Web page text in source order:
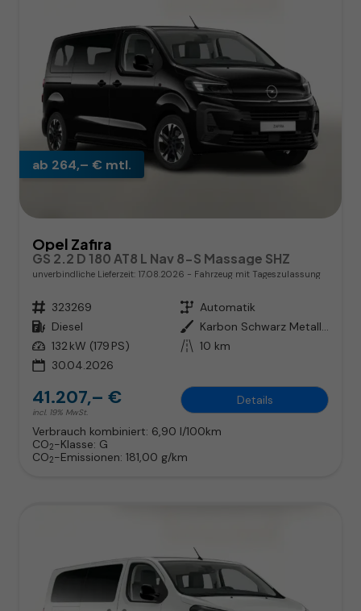
ab 264,– € mtl.
Opel Zafira
GS 2.2 D 180 AT8 L Nav 8-S Massage SHZ
unverbindliche Lieferzeit: 17.08.2026 Fahrzeug mit Tageszulassung
Fahrzeugnr. 323269 Getriebe Automatik
Kraftstoff Diesel Außenfarbe
Karbon Schwarz Metallic
Leistung 132 kW (179 PS) Kilometerstand 10 km
30.04.2026
41.207,– €
incl. 19% MwSt.
Details
Verbrauch kombiniert: 6,90 l/100km
CO2-Klasse: G
CO2-Emissionen: 181,00 g/km